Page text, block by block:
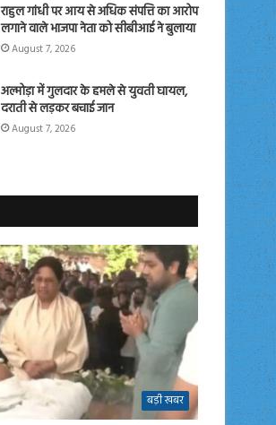
राहुल गांधी पर आय से अधिक संपत्ति का आरोप
लगाने वाले भाजपा नेता को सीबीआई ने बुलाया
August 7, 2026
अल्मोड़ा में गुलदार के हमले से युवती घायल,
दराती से लड़कर बचाई जान
August 7, 2026
बड़ी खबर